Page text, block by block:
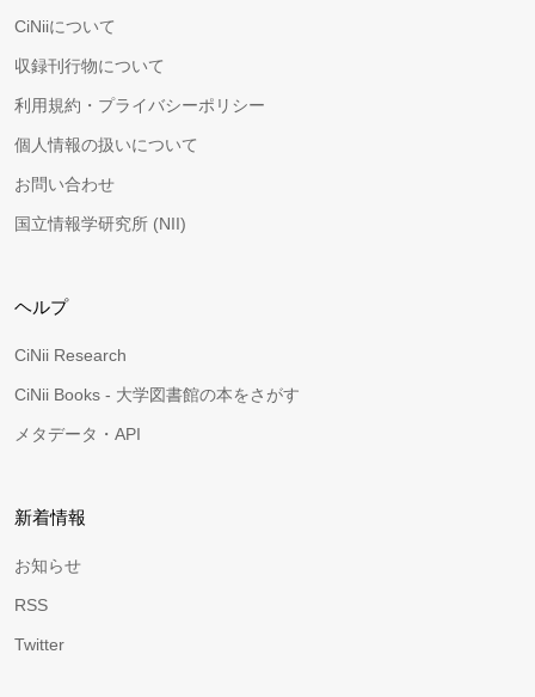
CiNiiについて
収録刊行物について
利用規約・プライバシーポリシー
個人情報の扱いについて
お問い合わせ
国立情報学研究所 (NII)
ヘルプ
CiNii Research
CiNii Books - 大学図書館の本をさがす
メタデータ・API
新着情報
お知らせ
RSS
Twitter